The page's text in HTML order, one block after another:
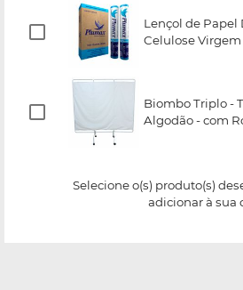
Lençol de Papel
Celulose
Biombo Triplo -
Algodão - com
Selecione o(s) produto(s)
adicionar à sua